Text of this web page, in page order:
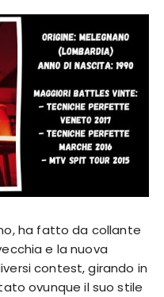
ha fatto da collante
e la nuova
contest, girando in
ovunque il suo stile